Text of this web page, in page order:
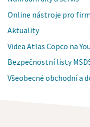
Online nástroje pro
Aktuality
Videa Atlas Copco na
Bezpečnostní listy
Všeobecné obchodní a